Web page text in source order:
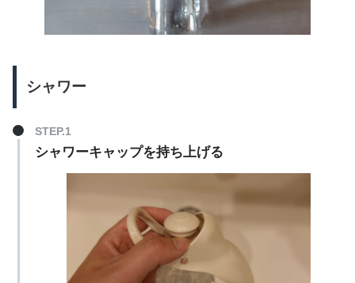
シャワー
シャワーキャップを持ち上げる